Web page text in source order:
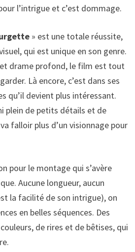
l’intrigue et c’est dommage.
» est une totale réussite,
qui est unique en son genre.
drame profond, le film est tout
Là encore, c’est dans ses
qu’il devient plus intéressant.
plein de petits détails et de
falloir plus d’un visionnage pour
pour le montage qui s’avère
Aucune longueur, aucun
la facilité de son intrigue), on
en belles séquences. Des
de rires et de bêtises, qui